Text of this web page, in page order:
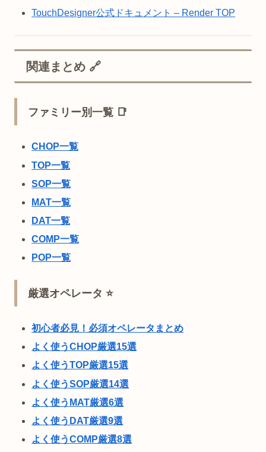
TouchDesigner公式ドキュメント – Render TOP
関連まとめ 🔗
ファミリー別一覧 📑
CHOP一覧
TOP一覧
SOP一覧
MAT一覧
DAT一覧
COMP一覧
POP一覧
厳選オペレータ ⭐
初心者必見！必須オペレータまとめ
よく使うCHOP厳選15選
よく使うTOP厳選15選
よく使うSOP厳選14選
よく使うMAT厳選6選
よく使うDAT厳選9選
よく使うCOMP厳選8選